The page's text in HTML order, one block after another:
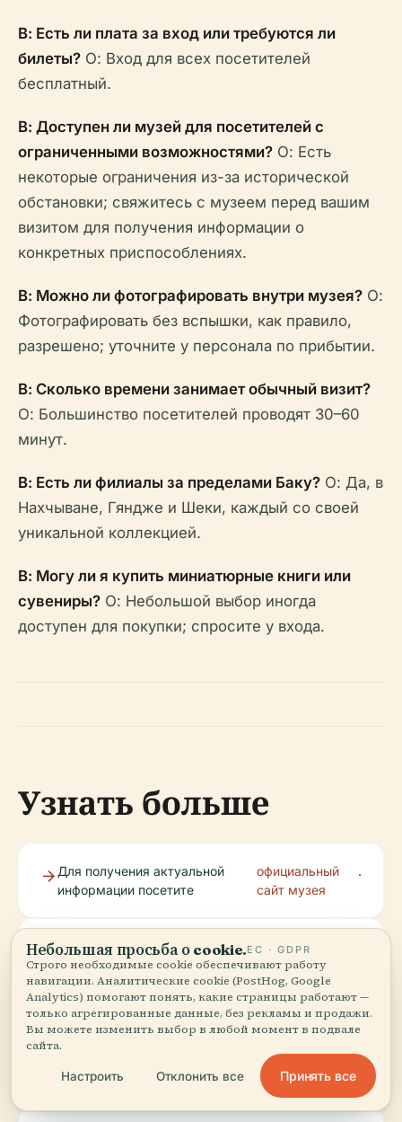
В: Есть ли плата за вход или требуются ли
билеты? О: Вход для всех посетителей
бесплатный.
В: Доступен ли музей для посетителей с
ограниченными возможностями? О: Есть
некоторые ограничения из-за исторической
обстановки; свяжитесь с музеем перед вашим
визитом для получения информации о
конкретных приспособлениях.
В: Можно ли фотографировать внутри музея? О:
Фотографировать без вспышки, как правило,
разрешено; уточните у персонала по прибытии.
В: Сколько времени занимает обычный визит?
О: Большинство посетителей проводят 30–60
минут.
В: Есть ли филиалы за пределами Баку? О: Да, в
Нахчыване, Гяндже и Шеки, каждый со своей
уникальной коллекцией.
В: Могу ли я купить миниатюрные книги или
сувениры? О: Небольшой выбор иногда
доступен для покупки; спросите у входа.
Узнать больше
Для получения актуальной
информации посетите
официальный
сайт музея
.
Загрузите приложение Audiala для аудиогидов и
инсайдерских советов по культурным объектам
Баку.
Следите за музеем и Audiala в социальных
сетях, чтобы быть в курсе новостей о выставках
и мероприятиях.
Небольшая просьба о cookie.ЕС · GDPR
Строго необходимые cookie обеспечивают работу
навигации. Аналитические cookie (PostHog, Google
Analytics) помогают понять, какие страницы работают —
только агрегированные данные, без рекламы и продажи.
Вы можете изменить выбор в любой момент в подвале
сайта.
Настроить Отклонить все Принять все